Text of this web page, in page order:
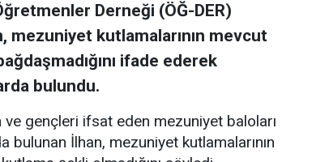
Derneği (ÖĞ-DER)
mezuniyet kutlamalarının mevcut
ifade ederek
bulundu.
gençleri ifsat eden mezuniyet baloları
bulunan İlhan, mezuniyet kutlamalarının